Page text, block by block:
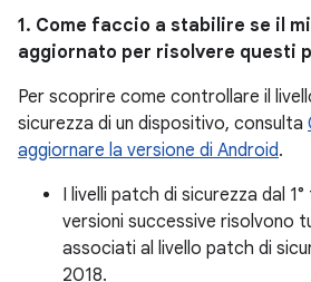
1. Come faccio a stabilire se il
aggiornato per risolvere questi
Per scoprire come controllare il
sicurezza di un dispositivo, consulta
aggiornare la versione di Android.
I livelli patch di sicurezza dal
versioni successive risolvono
associati al livello patch di
2018.